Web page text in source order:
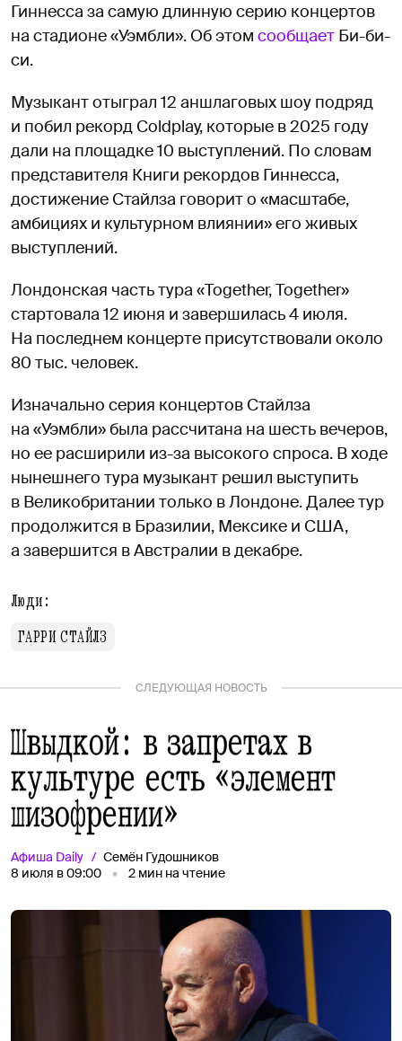
Гиннесса за самую длинную серию концертов
на стадионе «Уэмбли». Об этом сообщает Би-би-
си.
Музыкант отыграл 12 аншлаговых шоу подряд
и побил рекорд Coldplay, которые в 2025 году
дали на площадке 10 выступлений. По словам
представителя Книги рекордов Гиннесса,
достижение Стайлза говорит о «масштабе,
амбициях и культурном влиянии» его живых
выступлений.
Лондонская часть тура «Together, Together»
стартовала 12 июня и завершилась 4 июля.
На последнем концерте присутствовали около
80 тыс. человек.
Изначально серия концертов Стайлза
на «Уэмбли» была рассчитана на шесть вечеров,
но ее расширили из-за высокого спроса. В ходе
нынешнего тура музыкант решил выступить
в Великобритании только в Лондоне. Далее тур
продолжится в Бразилии, Мексике и США,
а завершится в Австралии в декабре.
Люди:
ГАРРИ СТАЙЛЗ
СЛЕДУЮЩАЯ НОВОСТЬ
Швыдкой: в запретах в
культуре есть «элемент
шизофрении»
Афиша Daily
Семён Гудошников
8 июля в 09:00
2 мин на чтение